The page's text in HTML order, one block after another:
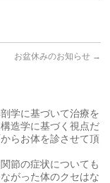
お盆休みのお知らせ →
学に基づいて治療を
造学に基づく視点だ
らお体を診させて頂
節の症状についても
がった体のクセはな